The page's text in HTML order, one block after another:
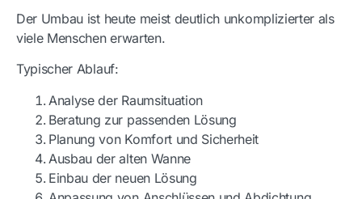
Der Umbau ist heute meist deutlich unkomplizierter als
viele Menschen erwarten.
Typischer Ablauf:
Analyse der Raumsituation
Beratung zur passenden Lösung
Planung von Komfort und Sicherheit
Ausbau der alten Wanne
Einbau der neuen Lösung